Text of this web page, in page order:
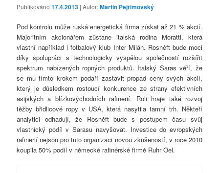
Publikováno17.4.2013 | Autor:Martin Pejřimovský
Pod kontrolu může ruská energetická firma získat až 21 % akcií.
Majoritním akcionářem zůstane italská rodina Moratti, která
vlastní například i fotbalový klub Inter Milán. Rosněft bude moci
díky spolupráci s technologicky vyspělou společností rozšířit
spektrum nabízených ropných produktů. Italský Saras věří, že
se mu tímto krokem podaří zastavit propad ceny svých akcií,
který je důsledkem rostoucí konkurence ze strany efektivních
asijských a blízkovýchodních rafinerií. Roli hraje také rozvoj
těžby břidlicové ropy v USA, která nasytila tamní trh. Někteří
analytici odhadují, že Rosněft bude s postupem času svůj
vlastnický podíl v Sarasu navyšovat. Investice do evropských
rafinerií nejsou pro tuto organizaci novou zkušeností, v roce 2010
koupila 50% podíl v německé rafinérské firmě Ruhr Oel.